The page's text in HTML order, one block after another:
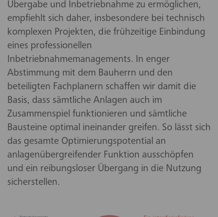
Übergabe und Inbetriebnahme zu ermöglichen,
empfiehlt sich daher, insbesondere bei technisch
komplexen Projekten, die frühzeitige Einbindung
eines professionellen
Inbetriebnahmemanagements. In enger
Abstimmung mit dem Bauherrn und den
beteiligten Fachplanern schaffen wir damit die
Basis, dass sämtliche Anlagen auch im
Zusammenspiel funktionieren und sämtliche
Bausteine optimal ineinander greifen. So lässt sich
das gesamte Optimierungspotential an
anlagenübergreifender Funktion ausschöpfen
und ein reibungsloser Übergang in die Nutzung
sicherstellen.